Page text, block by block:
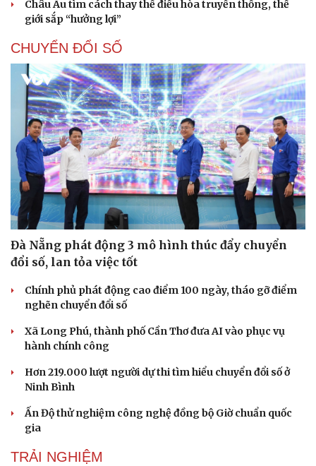
Cải chính
Châu Âu tìm cách thay thế điều hòa truyền thống, thế
giới sắp “hưởng lợi”
CHUYỂN ĐỔI SỐ
Đà Nẵng phát động 3 mô hình thúc đẩy chuyển
đổi số, lan tỏa việc tốt
Chính phủ phát động cao điểm 100 ngày, tháo gỡ điểm
nghẽn chuyển đổi số
Xã Long Phú, thành phố Cần Thơ đưa AI vào phục vụ
hành chính công
Hơn 219.000 lượt người dự thi tìm hiểu chuyển đổi số ở
Ninh Bình
Ấn Độ thử nghiệm công nghệ đồng bộ Giờ chuẩn quốc
gia
TRẢI NGHIỆM